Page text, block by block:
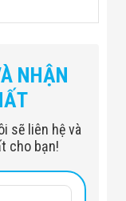
NHẬN
sẽ liên hệ và
cho bạn!